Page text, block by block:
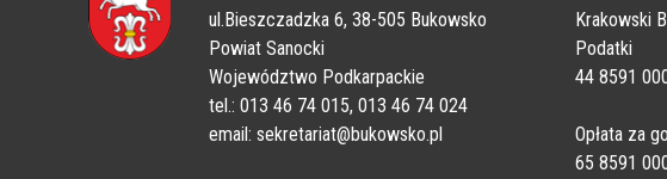
ul.Bieszczadzka 6, 38-505 Bukowsko
Powiat Sanocki
Województwo Podkarpackie
tel.: 013 46 74 015, 013 46 74 024
email: sekretariat@bukowsko.pl
Krakowski
Podatki
44 8591
Opłata za
65 8591